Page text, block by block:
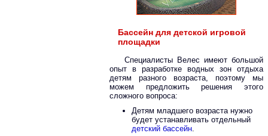
Бассейн для детской игровой
площадки
Специалисты Велес имеют большой
опыт в разработке водных зон отдыха
детям разного возраста, поэтому мы
можем предложить решения этого
сложного вопроса:
Детям младшего возраста нужно
будет устанавливать отдельный
детский бассейн.